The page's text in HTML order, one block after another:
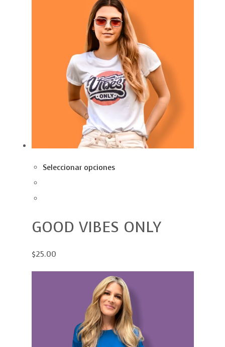
Seleccionar opciones
GOOD VIBES ONLY
$25.00